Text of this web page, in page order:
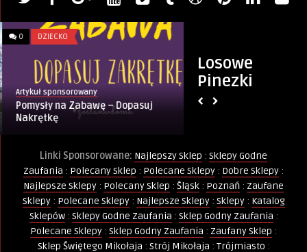
Losowe
Pinezki
0 DZIECKO
Artykuł sponsorowany
Pomysły na Zabawę – Dopasuj
Nakrętkę
Linki Sponsorowane: Najlepszy Sklep : Sklepy Godne
Zaufania : Polecany Sklep : Polecane Sklepy : Dobre Sklepy :
Najlepsze Sklepy : Polecany Sklep : Śląsk : Poznań : Zaufane
Sklepy: Polecane Sklepy: Najlepsze Sklepy: Sklepy: Katalog
Sklepów: Sklepy Godne Zaufania : Sklep Godny Zaufania :
Polecane Sklepy : Sklep Godny Zaufania : Zaufany Sklep :
Sklep Świętego Mikołaja : Strój Mikołaja : Trójmiasto :